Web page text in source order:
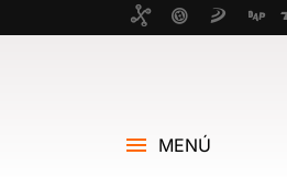
MENÚ